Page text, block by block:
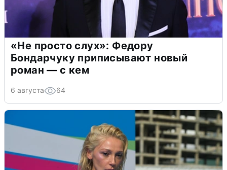
«Не просто слух»: Федору
Бондарчуку приписывают новый
роман — с кем
6 августа 64